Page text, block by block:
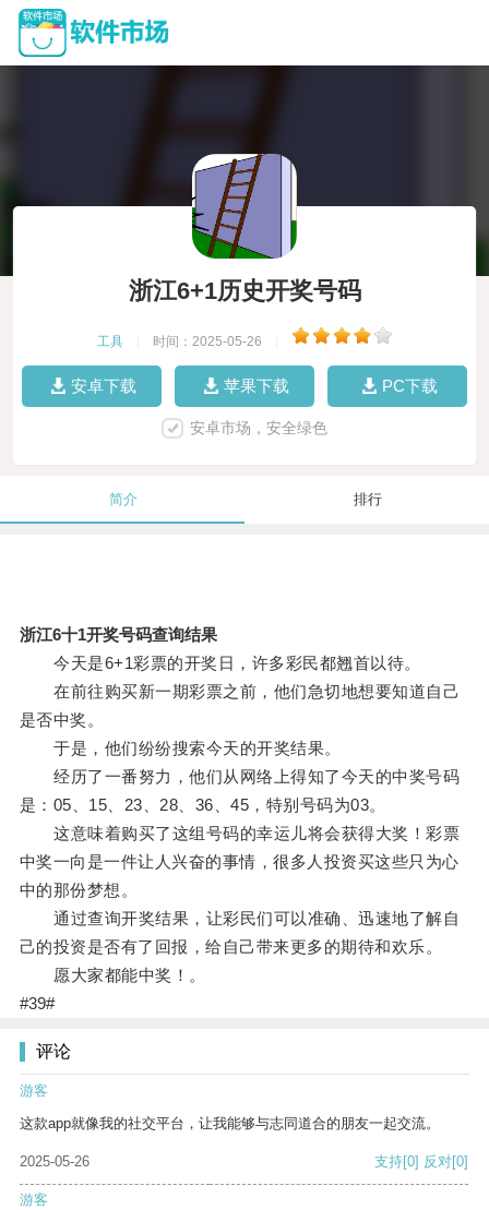
浙江6+1历史开奖号码
工具 时间：2025-05-26
安卓下载 苹果下载 PC下载
安卓市场，安全绿色
简介 排行
浙江6十1开奖号码查询结果
今天是6+1彩票的开奖日，许多彩民都翘首以待。
在前往购买新一期彩票之前，他们急切地想要知道自己
是否中奖。
于是，他们纷纷搜索今天的开奖结果。
经历了一番努力，他们从网络上得知了今天的中奖号码
是：05、15、23、28、36、45，特别号码为03。
这意味着购买了这组号码的幸运儿将会获得大奖！彩票
中奖一向是一件让人兴奋的事情，很多人投资买这些只为心
中的那份梦想。
通过查询开奖结果，让彩民们可以准确、迅速地了解自
己的投资是否有了回报，给自己带来更多的期待和欢乐。
愿大家都能中奖！。
#39#
评论
游客
这款app就像我的社交平台，让我能够与志同道合的朋友一起交流。
2025-05-26 支持[0] 反对[0]
游客